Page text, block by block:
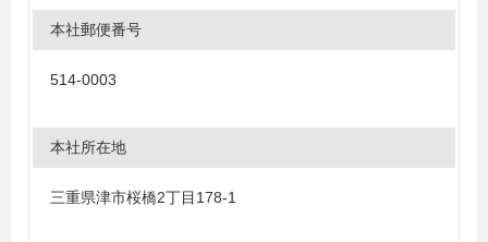
本社郵便番号
514-0003
本社所在地
三重県津市桜橋2丁目178-1